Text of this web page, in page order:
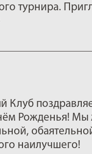
турнира.
Клуб
Рожденья! Мы
наилучшего!